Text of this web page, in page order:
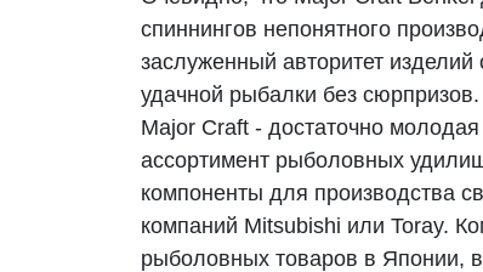
спиннингов непонятного
заслуженный авторитет
удачной рыбалки без сюрпризов.
Major Craft - достаточно
ассортимент рыболовных
компоненты для производства
компаний Mitsubishi или Toray.
рыболовных товаров в Японии,